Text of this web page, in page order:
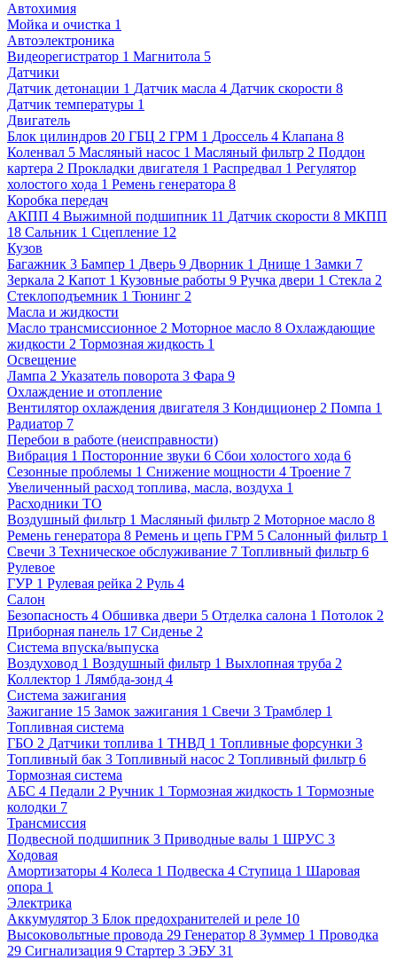
Автохимия
Мойка и очистка 1
Автоэлектроника
Видеорегистратор 1 Магнитола 5
Датчики
Датчик детонации 1 Датчик масла 4 Датчик скорости 8
Датчик температуры 1
Двигатель
Блок цилиндров 20 ГБЦ 2 ГРМ 1 Дроссель 4 Клапана 8
Коленвал 5 Масляный насос 1 Масляный фильтр 2 Поддон
картера 2 Прокладки двигателя 1 Распредвал 1 Регулятор
холостого хода 1 Ремень генератора 8
Коробка передач
АКПП 4 Выжимной подшипник 11 Датчик скорости 8 МКПП
18 Сальник 1 Сцепление 12
Кузов
Багажник 3 Бампер 1 Дверь 9 Дворник 1 Днище 1 Замки 7
Зеркала 2 Капот 1 Кузовные работы 9 Ручка двери 1 Стекла 2
Стеклоподъемник 1 Тюнинг 2
Масла и жидкости
Масло трансмиссионное 2 Моторное масло 8 Охлаждающие
жидкости 2 Тормозная жидкость 1
Освещение
Лампа 2 Указатель поворота 3 Фара 9
Охлаждение и отопление
Вентилятор охлаждения двигателя 3 Кондиционер 2 Помпа 1
Радиатор 7
Перебои в работе (неисправности)
Вибрация 1 Посторонние звуки 6 Сбои холостого хода 6
Сезонные проблемы 1 Снижение мощности 4 Троение 7
Увеличенный расход топлива, масла, воздуха 1
Расходники ТО
Воздушный фильтр 1 Масляный фильтр 2 Моторное масло 8
Ремень генератора 8 Ремень и цепь ГРМ 5 Салонный фильтр 1
Свечи 3 Техническое обслуживание 7 Топливный фильтр 6
Рулевое
ГУР 1 Рулевая рейка 2 Руль 4
Салон
Безопасность 4 Обшивка двери 5 Отделка салона 1 Потолок 2
Приборная панель 17 Сиденье 2
Система впуска/выпуска
Воздуховод 1 Воздушный фильтр 1 Выхлопная труба 2
Коллектор 1 Лямбда-зонд 4
Система зажигания
Зажигание 15 Замок зажигания 1 Свечи 3 Трамблер 1
Топливная система
ГБО 2 Датчики топлива 1 ТНВД 1 Топливные форсунки 3
Топливный бак 3 Топливный насос 2 Топливный фильтр 6
Тормозная система
АБС 4 Педали 2 Ручник 1 Тормозная жидкость 1 Тормозные
колодки 7
Трансмиссия
Подвесной подшипник 3 Приводные валы 1 ШРУС 3
Ходовая
Амортизаторы 4 Колеса 1 Подвеска 4 Ступица 1 Шаровая
опора 1
Электрика
Аккумулятор 3 Блок предохранителей и реле 10
Высоковольтные провода 29 Генератор 8 Зуммер 1 Проводка
29 Сигнализация 9 Стартер 3 ЭБУ 31